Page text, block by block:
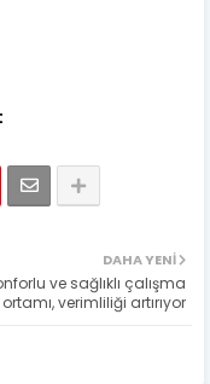
DAHA YENI
ve sağlıklı çalışma
ortamı, verimliliği artırıyor